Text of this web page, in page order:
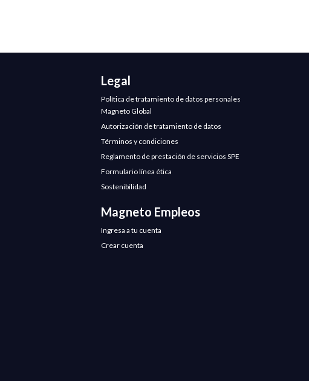
Legal
Política de tratamiento de datos personales
Magneto Global
Autorización de tratamiento de datos
Términos y condiciones
Reglamento de prestación de servicios SPE
Formulario línea ética
Sostenibilidad
Magneto Empleos
Ingresa a tu cuenta
Crear cuenta